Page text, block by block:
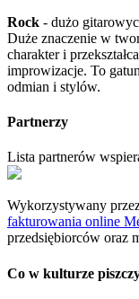
Rock - dużo
Duże znaczenie w
charakter i
improwizacje. To
odmian i stylów.
Partnerzy
Lista partnerów
Wykorzystywany
fakturowania online
przedsiębiorców oraz
Co w kulturze